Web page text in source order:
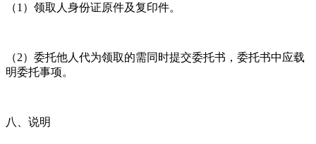
（1）领取人身份证原件及复印件。
（2）委托他人代为领取的需同时提交委托书，委托书中应载
明委托事项。
八、说明